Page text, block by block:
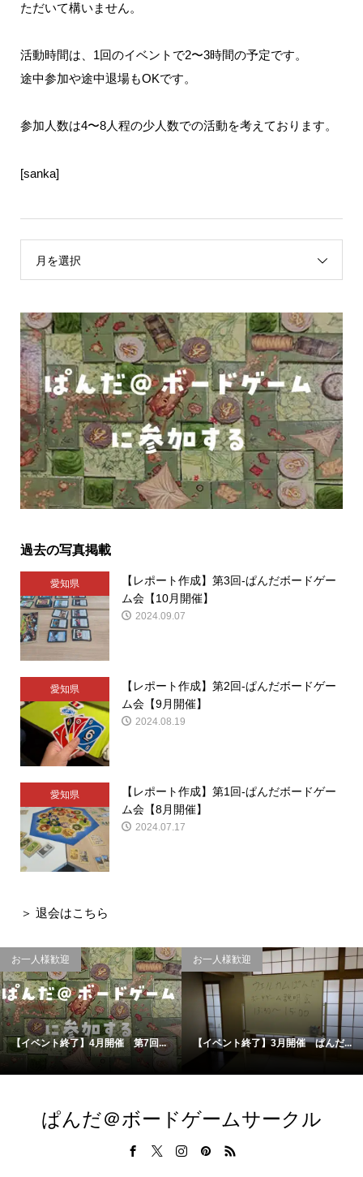
ただいて構いません。
活動時間は、1回のイベントで2〜3時間の予定です。
途中参加や途中退場もOKです。
参加人数は4〜8人程の少人数での活動を考えております。
[sanka]
月を選択
過去の写真掲載
愛知県
【レポート作成】第3回-ぱんだボードゲー
ム会【10月開催】
2024.09.07
愛知県
【レポート作成】第2回-ぱんだボードゲー
ム会【9月開催】
2024.08.19
愛知県
【レポート作成】第1回-ぱんだボードゲー
ム会【8月開催】
2024.07.17
＞ 退会はこちら
お一人様歓迎
【イベント終了】4月開催 第7回...
お一人様歓迎
【イベント終了】3月開催 ぱんだ...
ぱんだ＠ボードゲームサークル